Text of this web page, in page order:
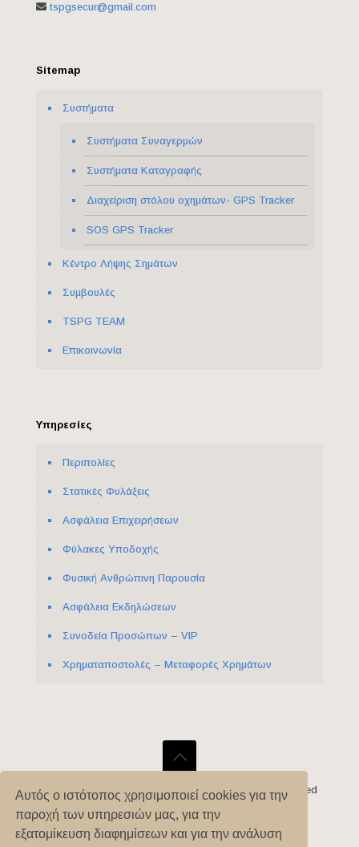
Αυτός ο ιστότοπος χρησιμοποιεί cookies για την
παροχή των υπηρεσιών μας, για την
εξατομίκευση διαφημίσεων και για την ανάλυση
tspgsecur@gmail.com
Sitemap
Συστήματα
Συστήματα Συναγερμών
Συστήματα Καταγραφής
Διαχείριση στόλου οχημάτων- GPS Tracker
SOS GPS Tracker
Κέντρο Λήψης Σημάτων
Συμβουλές
ΤSPG TEAM
Επικοινωνία
Υπηρεσίες
Περιπολίες
Στατικές Φυλάξεις
Ασφάλεια Επιχειρήσεων
Φύλακες Υποδοχής
Φυσική Ανθρώπινη Παρουσία
Ασφάλεια Εκδηλώσεων
Συνοδεία Προσώπων – VIP
Χρηματαποστολές – Μεταφορές Χρημάτων
©2022 – TSPG SECURITY, All Rights Reserved, Powered
By